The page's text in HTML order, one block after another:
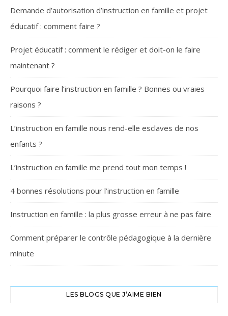
Demande d’autorisation d’instruction en famille et projet
éducatif : comment faire ?
Projet éducatif : comment le rédiger et doit-on le faire
maintenant ?
Pourquoi faire l’instruction en famille ? Bonnes ou vraies
raisons ?
L’instruction en famille nous rend-elle esclaves de nos
enfants ?
L’instruction en famille me prend tout mon temps !
4 bonnes résolutions pour l’instruction en famille
Instruction en famille : la plus grosse erreur à ne pas faire
Comment préparer le contrôle pédagogique à la dernière
minute
LES BLOGS QUE J’AIME BIEN